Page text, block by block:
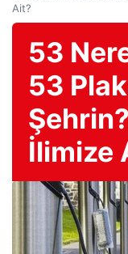
Ait?
53
53
İlimize